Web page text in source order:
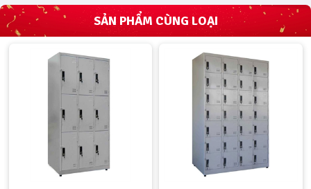
SẢN PHẨM CÙNG LOẠI